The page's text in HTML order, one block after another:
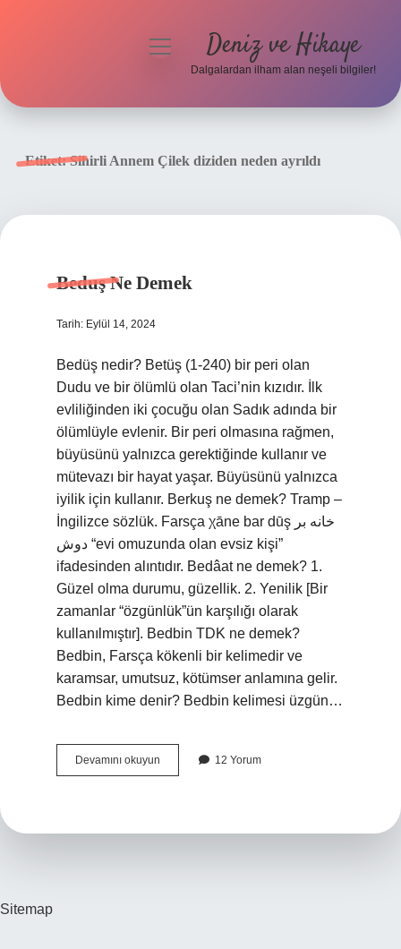
menüyü
Deniz ve Hikaye
Dalgalardan ilham alan neşeli bilgiler!
Etiket:Sihirli Annem Çilek diziden neden ayrıldı
Beduş Ne Demek
Tarih: Eylül 14, 2024
Bedüş nedir? Betüş (1-240) bir peri olan
Dudu ve bir ölümlü olan Taci’nin kızıdır. İlk
evliliğinden iki çocuğu olan Sadık adında bir
ölümlüyle evlenir. Bir peri olmasına rağmen,
büyüsünü yalnızca gerektiğinde kullanır ve
mütevazı bir hayat yaşar. Büyüsünü yalnızca
iyilik için kullanır. Berkuş ne demek? Tramp –
İngilizce sözlük. Farsça χāne bar dūş خانه بر
دوش “evi omuzunda olan evsiz kişi”
ifadesinden alıntıdır. Bedâat ne demek? 1.
Güzel olma durumu, güzellik. 2. Yenilik [Bir
zamanlar “özgünlük”ün karşılığı olarak
kullanılmıştır]. Bedbin TDK ne demek?
Bedbin, Farsça kökenli bir kelimedir ve
karamsar, umutsuz, kötümser anlamına gelir.
Bedbin kime denir? Bedbin kelimesi üzgün…
Devamını okuyun
Ne
12 Yorum
Sitemap